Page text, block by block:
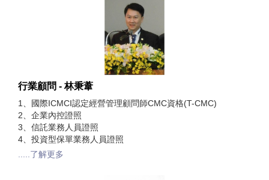
行業顧問 - 林秉葦
1、國際ICMCI認定經營管理顧問師CMC資格(T-CMC)
2、企業內控證照
3、信託業務人員證照
4、投資型保單業務人員證照
.....了解更多